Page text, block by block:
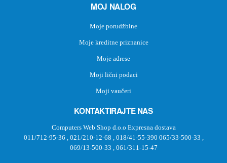
MOJ NALOG
Moje porudžbine
Moje kreditne priznanice
Moje adrese
Moji lični podaci
Moji vaučeri
KONTAKTIRAJTE NAS
Computers Web Shop d.o.o Expresna dostava
011/712-95-36
021/210-12-68 018/41-55-390 065/33-500-33
069/13-500-33
061/311-15-47